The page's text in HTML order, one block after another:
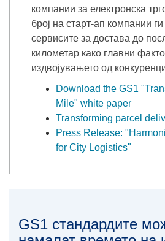
компании за електронска
број на старт-aп компании
сервисите за достава до
километар како главни
издвојувањето од
Download the GS1
Mile" white paper
Transforming parcel
Press Release:
for City Logistics"
GS1 стандардите